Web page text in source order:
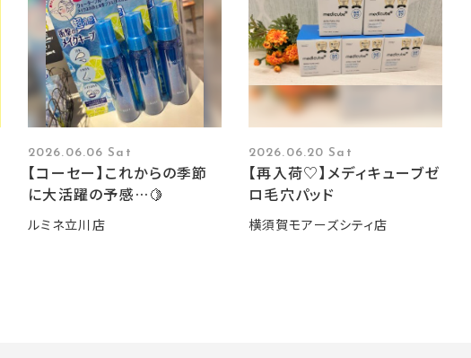
2026.06.06 Sat
【コーセー】これからの季節
に大活躍の予感…🍋
ルミネ立川店
2026.06.20 Sat
【再入荷♡】メディキューブゼ
ロ毛穴パッド
横須賀モアーズシティ店